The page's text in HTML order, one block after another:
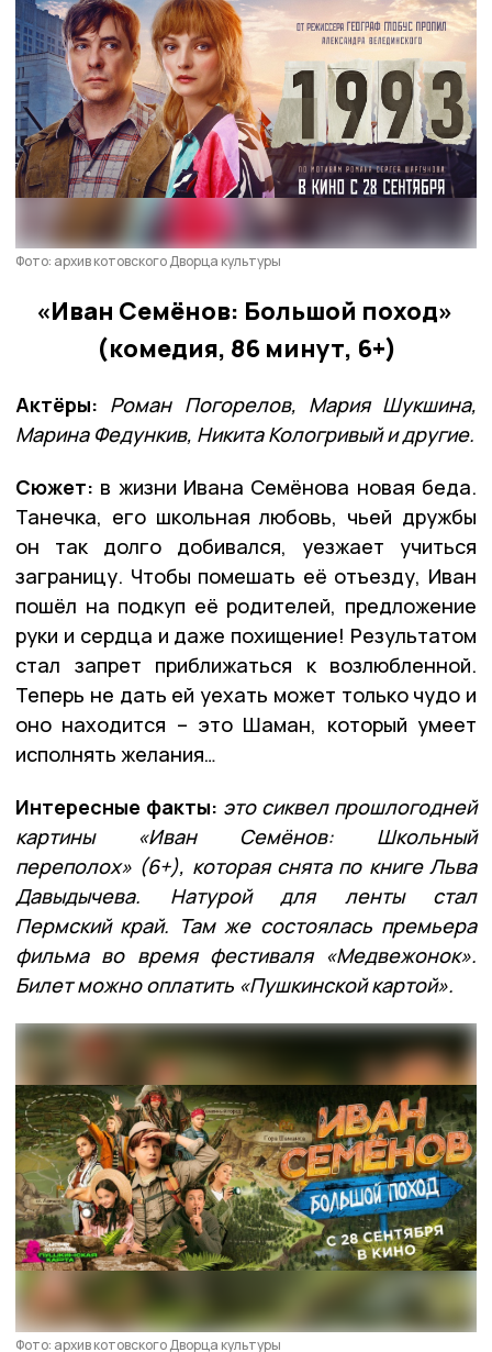
Фото: архив котовского Дворца культуры
«Иван Семёнов: Большой поход»
(комедия, 86 минут, 6+)
Актёры: Роман Погорелов, Мария Шукшина,
Марина Федункив, Никита Кологривый и другие.
Сюжет: в жизни Ивана Семёнова новая беда.
Танечка, его школьная любовь, чьей дружбы
он так долго добивался, уезжает учиться
заграницу. Чтобы помешать её отъезду, Иван
пошёл на подкуп её родителей, предложение
руки и сердца и даже похищение! Результатом
стал запрет приближаться к возлюбленной.
Теперь не дать ей уехать может только чудо и
оно находится – это Шаман, который умеет
исполнять желания…
Интересные факты: это сиквел прошлогодней
картины «Иван Семёнов: Школьный
переполох» (6+), которая снята по книге Льва
Давыдычева. Натурой для ленты стал
Пермский край. Там же состоялась премьера
фильма во время фестиваля «Медвежонок».
Билет можно оплатить «Пушкинской картой».
Фото: архив котовского Дворца культуры